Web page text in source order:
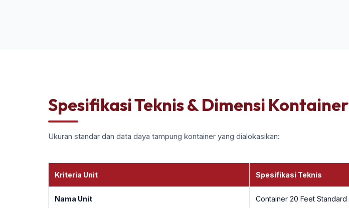
Spesifikasi Teknis & Dimensi Kontainer
Ukuran standar dan data daya tampung kontainer yang dialokasikan:
Kriteria Unit Spesifikasi Teknis
Nama Unit Container 20 Feet Standard